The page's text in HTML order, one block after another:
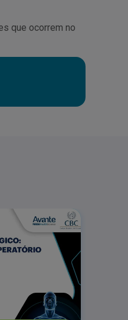
que ocorrem no